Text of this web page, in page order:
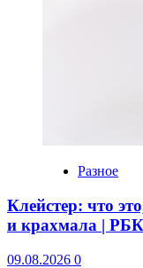
Разное
Клейстер: что
и крахмала |
09.08.2026 0